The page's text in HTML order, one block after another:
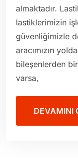
almaktadır.
lastiklerimizin
güvenliğimizle
aracımızın
bileşenlerden
varsa,
DEVAMINI